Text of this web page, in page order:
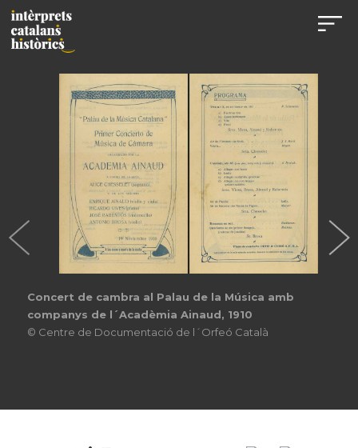
Concert de cambra al Palau de la Música amb
companys de l´Acadèmia Ainaud, 1910
© Centre de Documentació de l´Orfeó Català